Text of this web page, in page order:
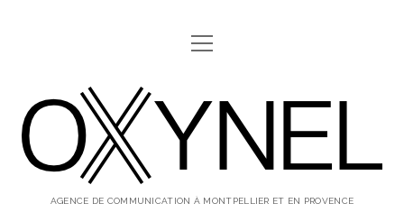
ABOUT
twitterinstagram
linkedin
ouvrir
menu
oxynel,
le
blog
AGENCE DE COMMUNICATION À MONTPELLIER ET EN PROVENCE